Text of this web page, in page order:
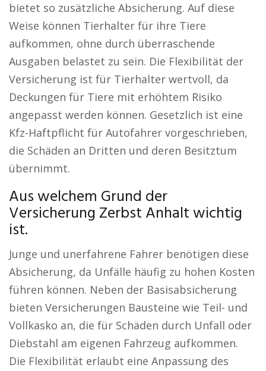
bietet so zusätzliche Absicherung. Auf diese
Weise können Tierhalter für ihre Tiere
aufkommen, ohne durch überraschende
Ausgaben belastet zu sein. Die Flexibilität der
Versicherung ist für Tierhalter wertvoll, da
Deckungen für Tiere mit erhöhtem Risiko
angepasst werden können. Gesetzlich ist eine
Kfz-Haftpflicht für Autofahrer vorgeschrieben,
die Schäden an Dritten und deren Besitztum
übernimmt.
Aus welchem Grund der
Versicherung Zerbst Anhalt wichtig
ist.
Junge und unerfahrene Fahrer benötigen diese
Absicherung, da Unfälle häufig zu hohen Kosten
führen können. Neben der Basisabsicherung
bieten Versicherungen Bausteine wie Teil- und
Vollkasko an, die für Schäden durch Unfall oder
Diebstahl am eigenen Fahrzeug aufkommen.
Die Flexibilität erlaubt eine Anpassung des